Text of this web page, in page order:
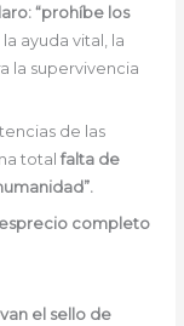
“prohíbe los
ayuda vital, la
la supervivencia
de las
total falta de
completo
el sello de